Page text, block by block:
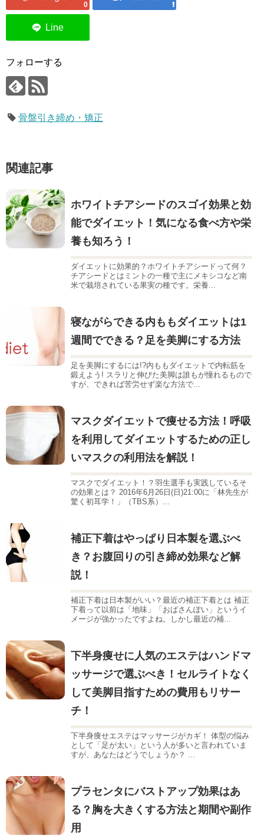
0
フォローする
骨盤引き締め・矯正
関連記事
ホワイトチアシードのスゴイ効果と効
能でダイエット！気になる食べ方や栄
養も知ろう！
ダイエットに効果的？ホワイトチアシードって何？
チアシードとはミントの一種で主にメキシコなど南
米で栽培されている果実の種です。栄養...
寝ながらできる内ももダイエットは1
週間でできる？足を美脚にする方法
足を美脚にするには!?内ももダイエットで内転筋を
鍛えよう! スラリと伸びた美脚は誰もが憧れるもので
すが、できれば苦労せず楽な方法で...
マスクダイエットで痩せる方法！呼吸
を利用してダイエットするための正し
いマスクの利用法を解説！
マスクでダイエット！？羽生選手も実践しているそ
の効果とは？ 2016年6月26日(日)21:00に「林先生が
驚く初耳学！」（TBS系）...
補正下着はやっぱり日本製を選ぶべ
き？お腹回りの引き締め効果など解
説！
補正下着は日本製がいい？最近の補正下着とは 補正
下着って以前は「地味」「おばさんぽい」というイ
メージが強かったですよね。しかし最近の補...
下半身痩せに人気のエステはハンドマ
ッサージで選ぶべき！セルライトなく
して美脚目指すための費用もリサー
チ！
下半身痩せエステはマッサージがカギ！ 体型の悩み
として「足が太い」という人が多いと言われていま
すが、あなたはどうでしょうか？ ...
プラセンタにバストアップ効果はあ
る？胸を大きくする方法と期間や副作
用